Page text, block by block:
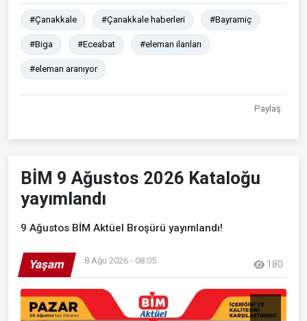
#Çanakkale #Çanakkale haberleri #Bayramiç
#Biga #Eceabat #eleman ilanları
#eleman aranıyor
Paylaş
BİM 9 Ağustos 2026 Kataloğu
yayımlandı
9 Ağustos BİM Aktüel Broşürü yayımlandı!
Yaşam 8 Ağu 2026 - 08:05 180